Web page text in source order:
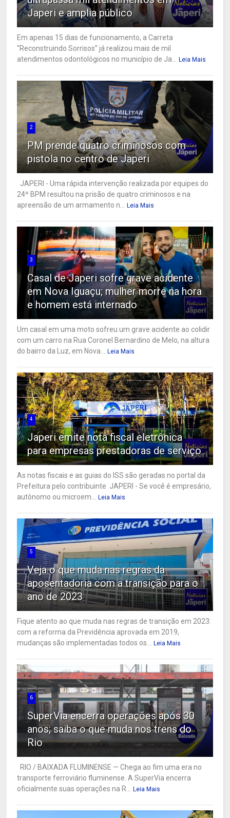
Japeri e amplia público
Em apenas 15 dias de funcionamento, a Carreta
“Reconstruindo Sorrisos” já realizou mais de mil
atendimentos odontológicos no município de Ja...
Leia Mais
2
PM prende quatro criminosos com
pistola no centro de Japeri
JAPERI - Uma rápida intervenção realizada por equipes do
24º BPM resultou na prisão de quatro criminosos e na
apreensão de um armamento n...
Leia Mais
3
Casal de Japeri sofre grave acidente
em Nova Iguaçu; mulher morre na hora
e homem está internado
Um casal em uma moto sofreu um grave acidente ao colidir
com um carro na Rua Coronel Bernardino de Melo, na altura
do bairro da Luz, em Nova...
Leia Mais
4
Japeri emite nota fiscal eletrônica
para empresas prestadoras de serviço
As notas fiscais e as guias do ISS são geradas no portal da
Prefeitura pelo contribuinte JAPERI - Se você é empresário,
autônomo ou microem...
Leia Mais
5
Veja o que muda nas regras da
aposentadoria com a transição para o
ano de 2023
Fique atento ao que muda nas regras de transição em 2023:
com a reforma da Previdência aprovada em 2019,
mudanças são implementadas todos os...
Leia Mais
6
SuperVia encerra operações após 30
anos; saiba o que muda nos trens do
Rio
RIO / BAIXADA FLUMINENSE — Chega ao fim uma era no
transporte ferroviário fluminense. A SuperVia encerra
oficialmente suas operações na R...
Leia Mais